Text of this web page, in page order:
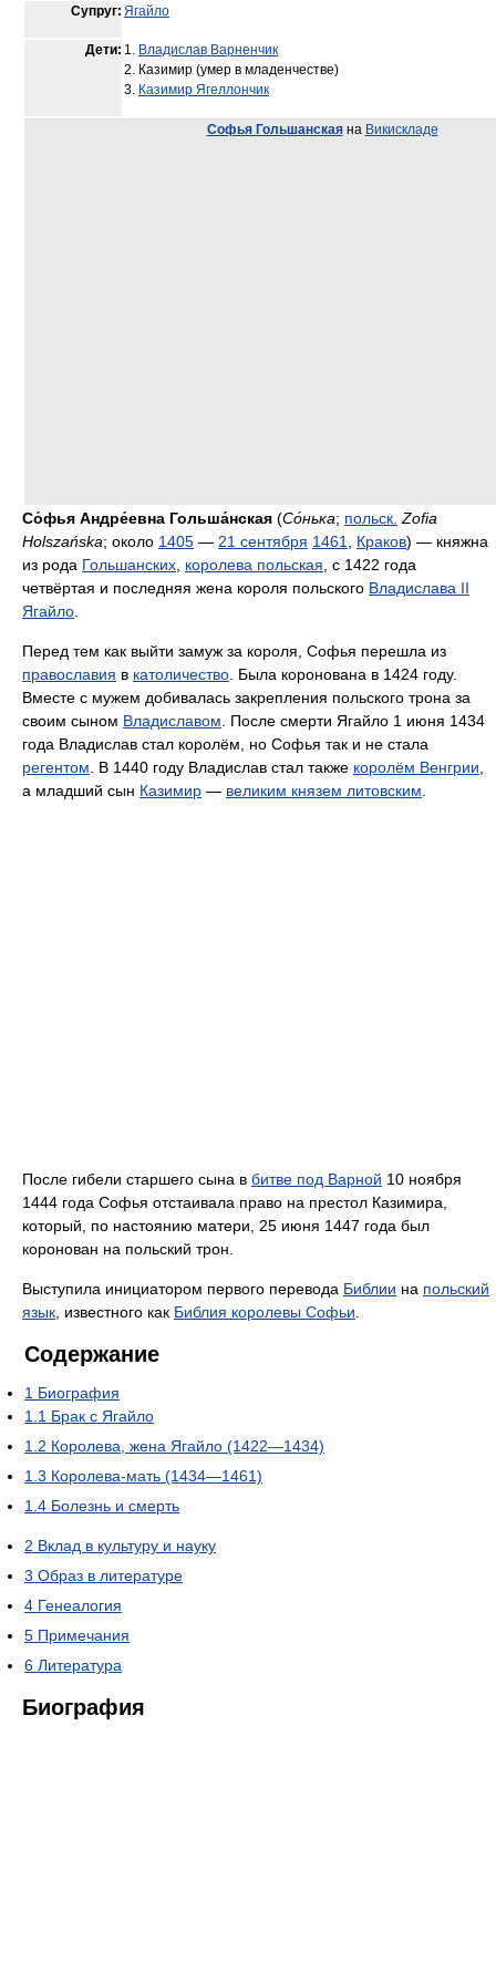
Супруг: Ягайло
Дети: 1. Владислав Варненчик
2. Казимир (умер в младенчестве)
3. Казимир Ягеллончик
Софья Гольшанскаяна Викискладе
Со́фья Андре́евна Гольша́нская (Со́нька; польск. Zofia
Holszańska; около 1405 — 21 сентября 1461 Краков) — княжна
из рода Гольшанских королева польская , с 1422 года
четвёртая и последняя жена короля польского Владислава II
Ягайло
Перед тем как выйти замуж за короля, Софья перешла из
православия в католичество . Была коронована в 1424 году.
Вместе с мужем добивалась закрепления польского трона за
своим сыном Владиславом . После смерти Ягайло 1 июня 1434
года Владислав стал королём, но Софья так и не стала
регентом . В 1440 году Владислав стал также королём Венгрии
а младший сын Казимир — великим князем литовским
После гибели старшего сына в битве под Варной 10 ноября
1444 года Софья отстаивала право на престол Казимира,
который, по настоянию матери, 25 июня 1447 года был
коронован на польский трон.
Выступила инициатором первого перевода Библии на польский
язык , известного как Библия королевы Софьи
Содержание
1 Биография
1.1 Брак с Ягайло
1.2 Королева, жена Ягайло (1422—1434)
1.3 Королева-мать (1434—1461)
1.4 Болезнь и смерть
2 Вклад в культуру и науку
3 Образ в литературе
4 Генеалогия
5 Примечания
6 Литература
Биография